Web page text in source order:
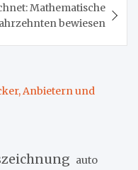
Mathematische
bewiesen
Anbietern und
auto